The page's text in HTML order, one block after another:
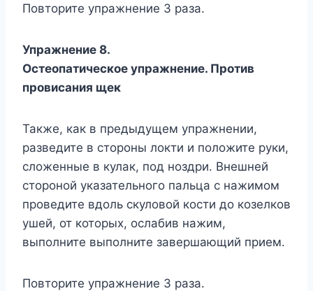
Повторите упражнение 3 раза.
Упражнение 8.
Остеопатическое упражнение. Против
провисания щек
Также, как в предыдущем упражнении,
разведите в стороны локти и положите руки,
сложенные в кулак, под ноздри. Внешней
стороной указательного пальца с нажимом
проведите вдоль скуловой кости до козелков
ушей, от которых, ослабив нажим,
выполните выполните завершающий прием.
Повторите упражнение 3 раза.